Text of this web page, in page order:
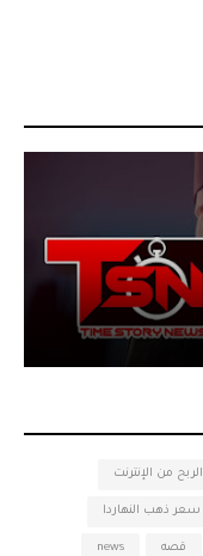
الربح من الإنترنت
سعر ذهب النهاردا
قصه news